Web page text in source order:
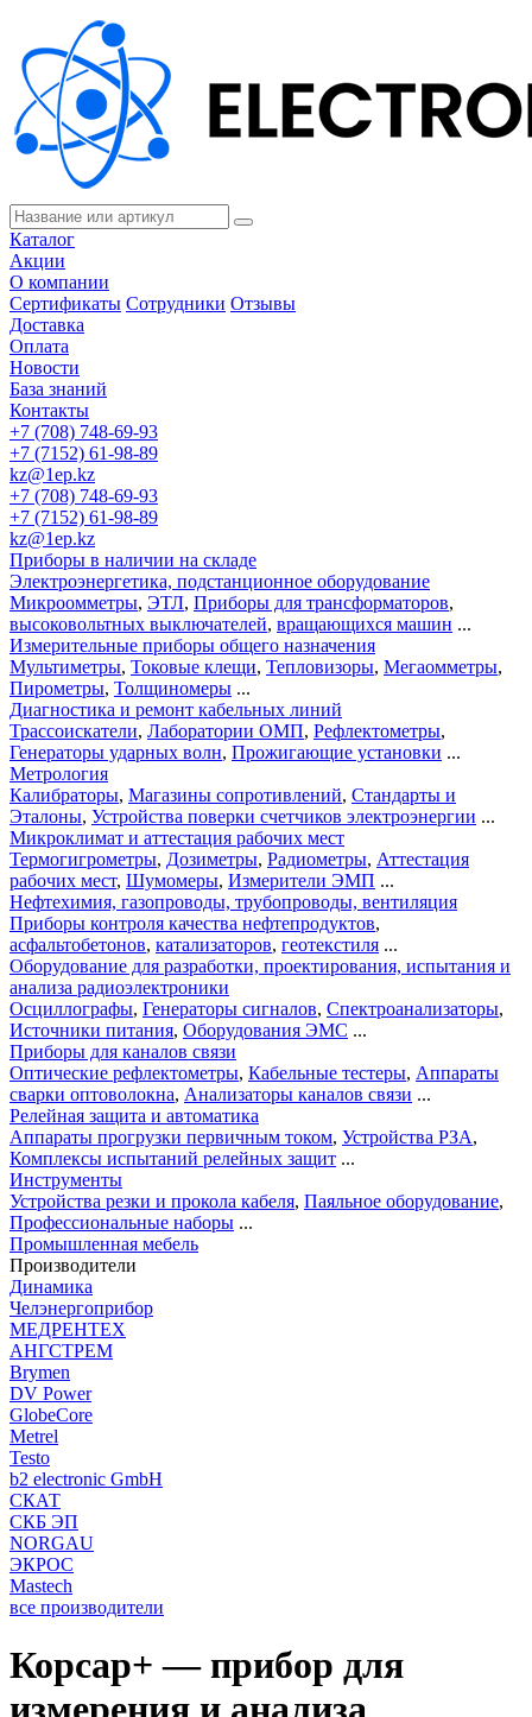
Каталог
Акции
О компании
Сертификаты Сотрудники Отзывы
Доставка
Оплата
Новости
База знаний
Контакты
+7 (708) 748-69-93
+7 (7152) 61-98-89
kz@1ep.kz
+7 (708) 748-69-93
+7 (7152) 61-98-89
kz@1ep.kz
Приборы в наличии на складе
Электроэнергетика, подстанционное оборудование
Микроомметры, ЭТЛ, Приборы для трансформаторов,
высоковольтных выключателей, вращающихся машин ...
Измерительные приборы общего назначения
Мультиметры, Токовые клещи, Тепловизоры, Мегаомметры,
Пирометры, Толщиномеры ...
Диагностика и ремонт кабельных линий
Трассоискатели, Лаборатории ОМП, Рефлектометры,
Генераторы ударных волн, Прожигающие установки ...
Метрология
Калибраторы, Магазины сопротивлений, Стандарты и
Эталоны, Устройства поверки счетчиков электроэнергии ...
Микроклимат и аттестация рабочих мест
Термогигрометры, Дозиметры, Радиометры, Аттестация
рабочих мест, Шумомеры, Измерители ЭМП ...
Нефтехимия, газопроводы, трубопроводы, вентиляция
Приборы контроля качества нефтепродуктов,
асфальтобетонов, катализаторов, геотекстиля ...
Оборудование для разработки, проектирования, испытания и
анализа радиоэлектроники
Осциллографы, Генераторы сигналов, Спектроанализаторы,
Источники питания, Оборудования ЭМС ...
Приборы для каналов связи
Оптические рефлектометры, Кабельные тестеры, Аппараты
сварки оптоволокна, Анализаторы каналов связи ...
Релейная защита и автоматика
Аппараты прогрузки первичным током, Устройства РЗА,
Комплексы испытаний релейных защит ...
Инструменты
Устройства резки и прокола кабеля, Паяльное оборудование,
Профессиональные наборы ...
Промышленная мебель
Производители
Динамика
Челэнергоприбор
МЕДРЕНТЕХ
АНГСТРЕМ
Brymen
DV Power
GlobeCore
Metrel
Testo
b2 electronic GmbH
СКАТ
СКБ ЭП
NORGAU
ЭКРОС
Mastech
все производители
Корсар+ — прибор для